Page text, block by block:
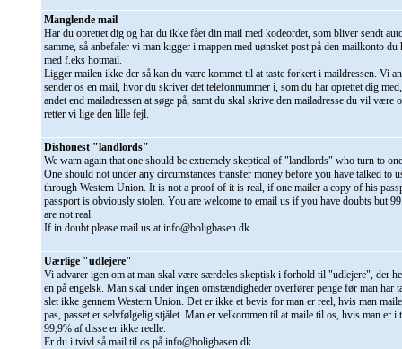
Manglende mail
Har du oprettet dig og har du ikke fået din mail med kodeordet, som bliver sendt
samme, så anbefaler vi man kigger i mappen med uønsket post på den mailkonto du
med f.eks hotmail.
Ligger mailen ikke der så kan du være kommet til at taste forkert i maildressen. Vi
sender os en mail, hvor du skriver det telefonnummer i, som du har oprettet dig
andet end mailadressen at søge på, samt du skal skrive den mailadresse du vil være
retter vi lige den lille fejl.
Dishonest "landlords"
We warn again that one should be extremely skeptical of "landlords" who turn to
One should not under any circumstances transfer money before you have talked to
through Western Union. It is not a proof of it is real, if one mailer a copy of his
passport is obviously stolen. You are welcome to email us if you have doubts but
are not real.
If in doubt please mail us at info@boligbasen.dk
Uærlige "udlejere"
Vi advarer igen om at man skal være særdeles skeptisk i forhold til "udlejere", der
en på engelsk. Man skal under ingen omstændigheder overfører penge før man har
slet ikke gennem Western Union. Det er ikke et bevis for man er reel, hvis man
pas, passet er selvfølgelig stjålet. Man er velkommen til at maile til os, hvis man er i
99,9% af disse er ikke reelle.
Er du i tvivl så mail til os på info@boligbasen.dk